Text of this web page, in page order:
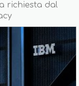
richiesta dal